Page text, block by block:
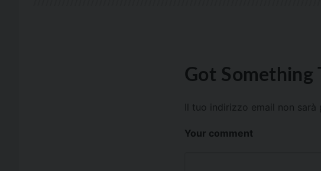
Got Something
Il tuo indirizzo email non sarà
Your comment